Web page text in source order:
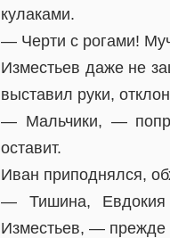
кулаками.
— Черти с рогами!
Изместьев даже не
выставил руки,
— Мальчики, —
оставит.
Иван приподнялся,
— Тишина, Евдокия
Изместьев, — прежде